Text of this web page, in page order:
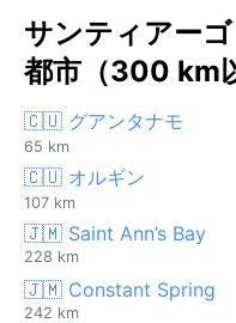
サンティアー
都市（300 km
🇨🇺 グアンタナモ
65 km
🇨🇺 オルギン
107 km
🇯🇲 Saint Ann’s Bay
228 km
🇯🇲 Constant Spring
242 km